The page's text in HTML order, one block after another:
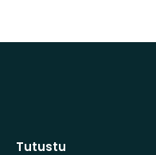
Tutustu